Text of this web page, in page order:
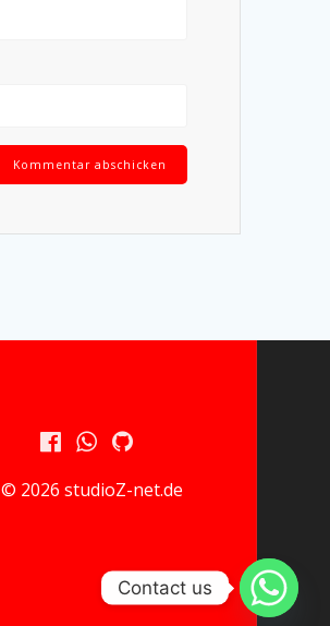
© 2026 studioZ-net.de
Contact us